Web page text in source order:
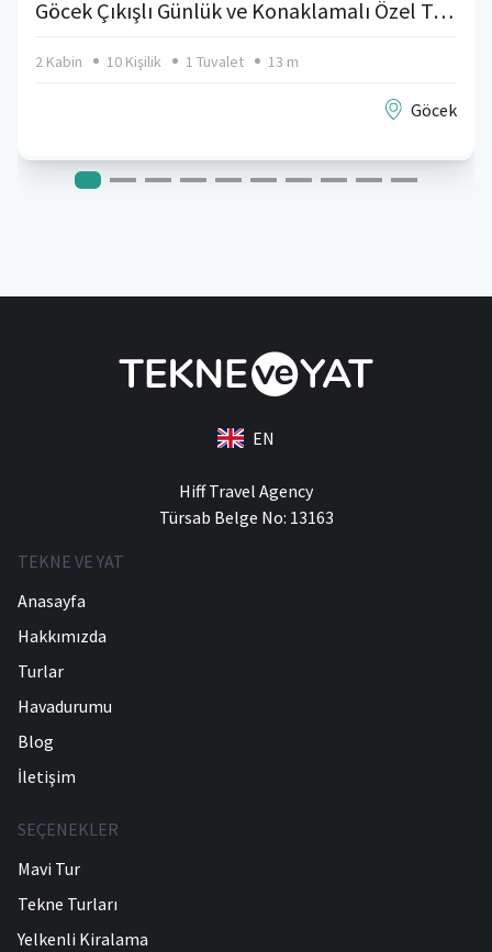
Göcek Çıkışlı Günlük ve Konaklamalı Özel Tekne
2 Kabin 10 Kişilik 1 Tuvalet 13 m
Göcek
EN
Hiff Travel Agency
Türsab Belge No: 13163
TEKNE VE YAT
Anasayfa
Hakkımızda
Turlar
Havadurumu
Blog
İletişim
SEÇENEKLER
Mavi Tur
Tekne Turları
Yelkenli Kiralama